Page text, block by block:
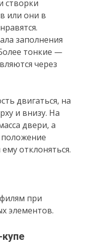
створки
или они в
заполнения
тонкие —
через
двигаться, на
и внизу. На
двери, а
отклоняться.
при
элементов.